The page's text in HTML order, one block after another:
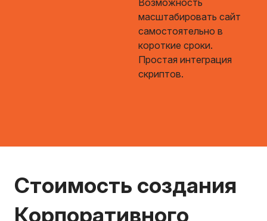
масштабировать сайт
самостоятельно в
короткие сроки.
Простая интеграция
скриптов.
Стоимость создания
Корпоративного